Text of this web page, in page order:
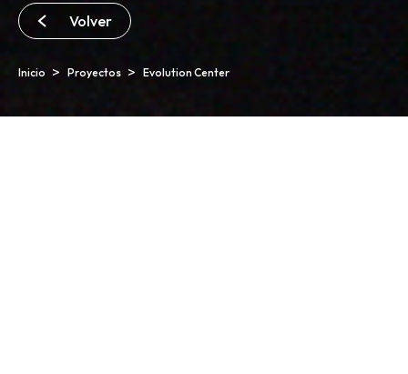
Volver
Inicio Proyectos Evolution Center
24019817